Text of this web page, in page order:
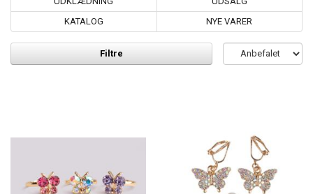
KATALOG
NYE VARER
Filtre